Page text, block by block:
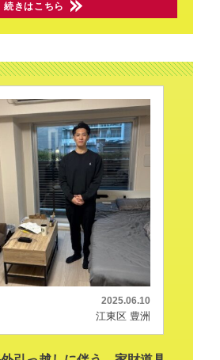
続きはこちら
2025.06.10
江東区 豊洲